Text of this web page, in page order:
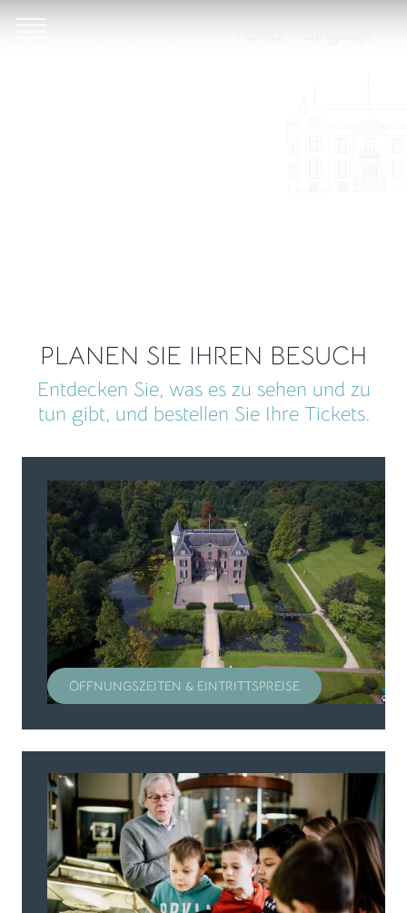
PLANEN SIE IHREN BESUCH
Entdecken Sie, was es zu sehen und zu
tun gibt, und bestellen Sie Ihre Tickets.
ÖFFNUNGSZEITEN & EINTRITTSPREISE